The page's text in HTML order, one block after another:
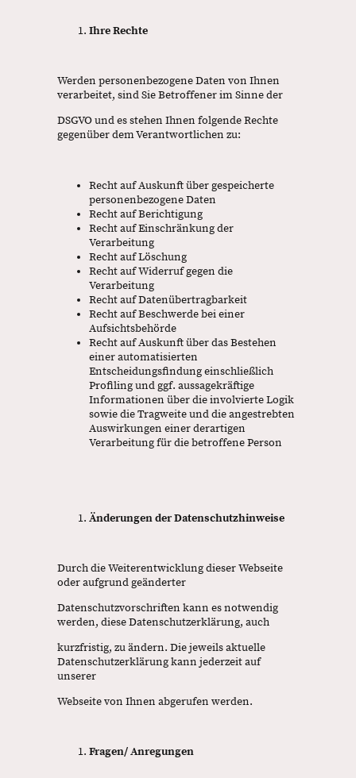
Ihre Rechte
Werden personenbezogene Daten von Ihnen
verarbeitet, sind Sie Betroffener im Sinne der
DSGVO und es stehen Ihnen folgende Rechte
gegenüber dem Verantwortlichen zu:
Recht auf Auskunft über gespeicherte
personenbezogene Daten
Recht auf Berichtigung
Recht auf Einschränkung der
Verarbeitung
Recht auf Löschung
Recht auf Widerruf gegen die
Verarbeitung
Recht auf Datenübertragbarkeit
Recht auf Beschwerde bei einer
Aufsichtsbehörde
Recht auf Auskunft über das Bestehen
einer automatisierten
Entscheidungsfindung einschließlich
Profiling und ggf. aussagekräftige
Informationen über die involvierte Logik
sowie die Tragweite und die angestrebten
Auswirkungen einer derartigen
Verarbeitung für die betroffene Person
Änderungen der Datenschutzhinweise
Durch die Weiterentwicklung dieser Webseite
oder aufgrund geänderter
Datenschutzvorschriften kann es notwendig
werden, diese Datenschutzerklärung, auch
kurzfristig, zu ändern. Die jeweils aktuelle
Datenschutzerklärung kann jederzeit auf
unserer
Webseite von Ihnen abgerufen werden.
Fragen/ Anregungen